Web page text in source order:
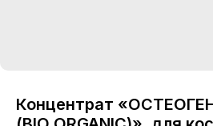
Концентрат